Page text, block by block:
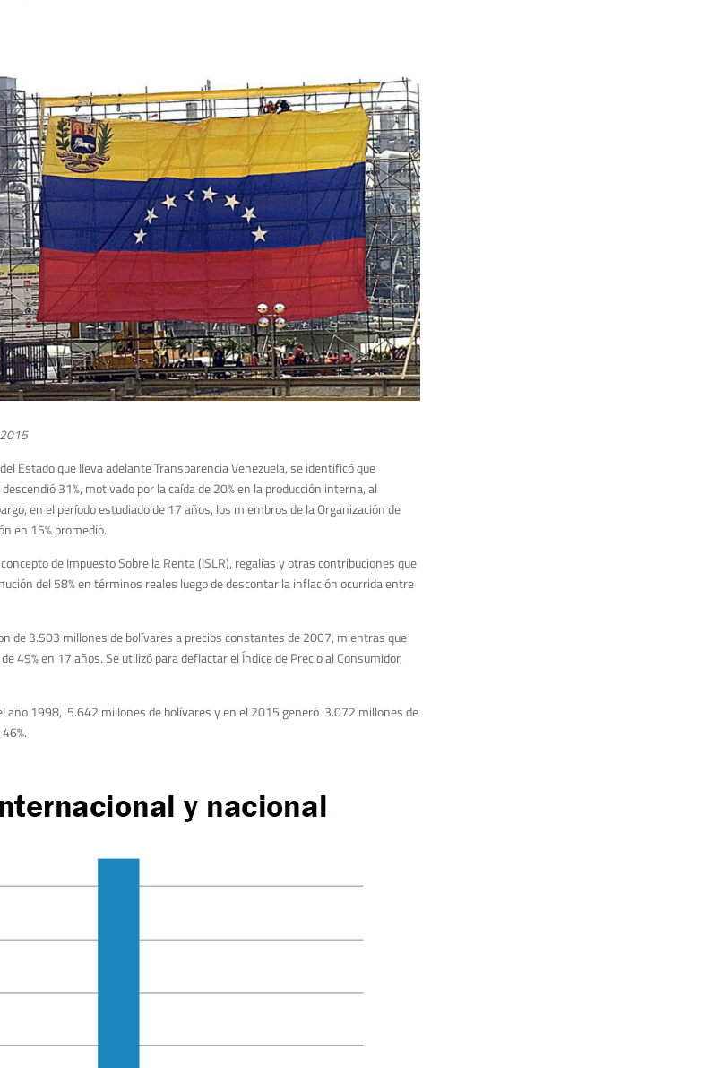
Estado que lleva adelante Transparencia Venezuela, se identificó que
31%, motivado por la caída de 20% en la producción interna, al
en el período estudiado de 17 años, los miembros de la Organización de
en 15% promedio.
de Impuesto Sobre la Renta (ISLR), regalías y otras contribuciones que
del 58% en términos reales luego de descontar la inflación ocurrida entre
de 3.503 millones de bolívares a precios constantes de 2007, mientras que
en 17 años. Se utilizó para deflactar el Índice de Precio al Consumidor,
año 1998, 5.642 millones de bolívares y en el 2015 generó 3.072 millones de